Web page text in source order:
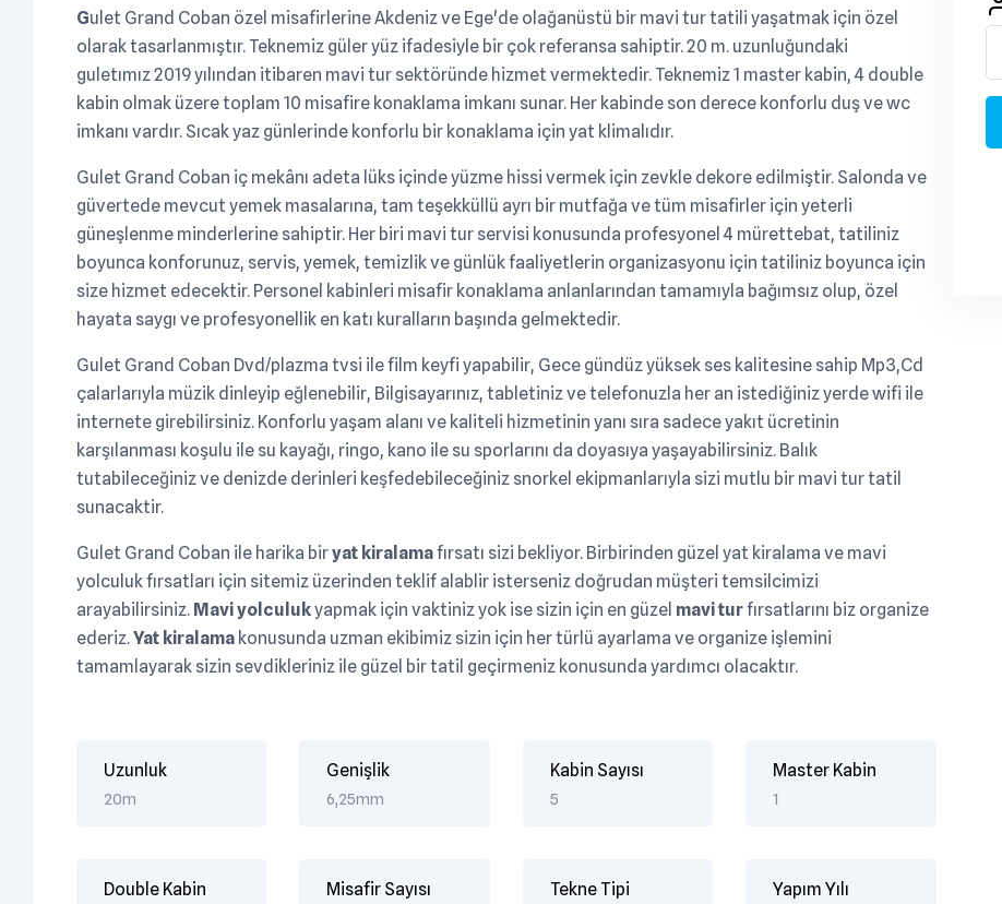
Gulet Grand Coban özel misafirlerine Akdeniz ve Ege'de olağanüstü bir mavi tur tatili yaşatmak için özel
olarak tasarlanmıştır. Teknemiz güler yüz ifadesiyle bir çok referansa sahiptir. 20 m. uzunluğundaki
guletımız 2019 yılından itibaren mavi tur sektöründe hizmet vermektedir. Teknemiz 1 master kabin, 4 double
kabin olmak üzere toplam 10 misafire konaklama imkanı sunar. Her kabinde son derece konforlu duş ve wc
imkanı vardır. Sıcak yaz günlerinde konforlu bir konaklama için yat klimalıdır.
Gulet Grand Coban iç mekânı adeta lüks içinde yüzme hissi vermek için zevkle dekore edilmiştir. Salonda ve
güvertede mevcut yemek masalarına, tam teşekküllü ayrı bir mutfağa ve tüm misafirler için yeterli
güneşlenme minderlerine sahiptir. Her biri mavi tur servisi konusunda profesyonel 4 mürettebat, tatiliniz
boyunca konforunuz, servis, yemek, temizlik ve günlük faaliyetlerin organizasyonu için tatiliniz boyunca için
size hizmet edecektir. Personel kabinleri misafir konaklama anlanlarından tamamıyla bağımsız olup, özel
hayata saygı ve profesyonellik en katı kuralların başında gelmektedir.
Gulet Grand Coban Dvd/plazma tvsi ile film keyfi yapabilir, Gece gündüz yüksek ses kalitesine sahip Mp3,Cd
çalarlarıyla müzik dinleyip eğlenebilir, Bilgisayarınız, tabletiniz ve telefonuzla her an istediğiniz yerde wifi ile
internete girebilirsiniz. Konforlu yaşam alanı ve kaliteli hizmetinin yanı sıra sadece yakıt ücretinin
karşılanması koşulu ile su kayağı, ringo, kano ile su sporlarını da doyasıya yaşayabilirsiniz. Balık
tutabileceğiniz ve denizde derinleri keşfedebileceğiniz snorkel ekipmanlarıyla sizi mutlu bir mavi tur tatil
sunacaktir.
Gulet Grand Coban ile harika biryat kiralamafırsatı sizi bekliyor. Birbirinden güzel yat kiralama ve mavi
yolculuk fırsatları için sitemiz üzerinden teklif alablir isterseniz doğrudan müşteri temsilcimizi
arayabilirsiniz. Mavi yolculukyapmak için vaktiniz yok ise sizin için en güzel mavi turfırsatlarını biz organize
ederiz.Yat kiralama konusunda uzman ekibimiz sizin için her türlü ayarlama ve organize işlemini
tamamlayarak sizin sevdikleriniz ile güzel bir tatil geçirmeniz konusunda yardımcı olacaktır.
Uzunluk
20m
Genişlik
6,25mm
Kabin Sayısı
5
Master Kabin
1
Double Kabin Misafir Sayısı Tekne Tipi Yapım Yılı